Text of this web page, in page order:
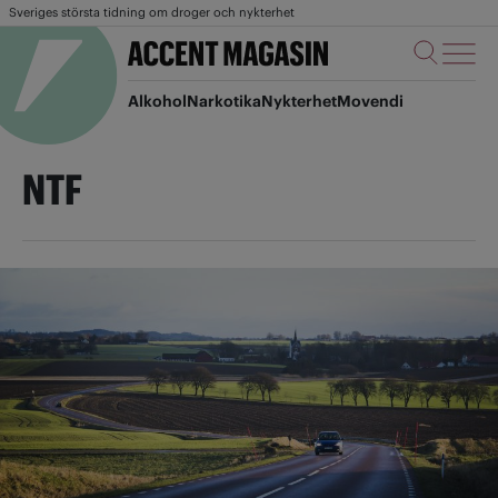
Sveriges största tidning om droger och nykterhet
AlkoholNarkotikaNykterhetMovendi
NTF